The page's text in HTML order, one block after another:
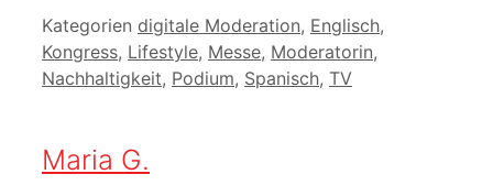
Kategorien digitale Moderation, Englisch,
Kongress, Lifestyle, Messe, Moderatorin,
Nachhaltigkeit, Podium, Spanisch, TV
Maria G.